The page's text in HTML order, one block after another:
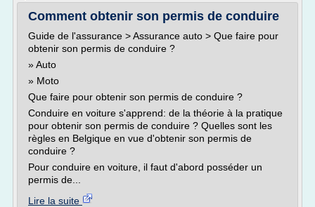
Comment obtenir son permis de conduire
Guide de l'assurance > Assurance auto > Que faire pour
obtenir son permis de conduire ?
» Auto
» Moto
Que faire pour obtenir son permis de conduire ?
Conduire en voiture s'apprend: de la théorie à la pratique
pour obtenir son permis de conduire ? Quelles sont les
règles en Belgique en vue d'obtenir son permis de
conduire ?
Pour conduire en voiture, il faut d'abord posséder un
permis de...
Lire la suite